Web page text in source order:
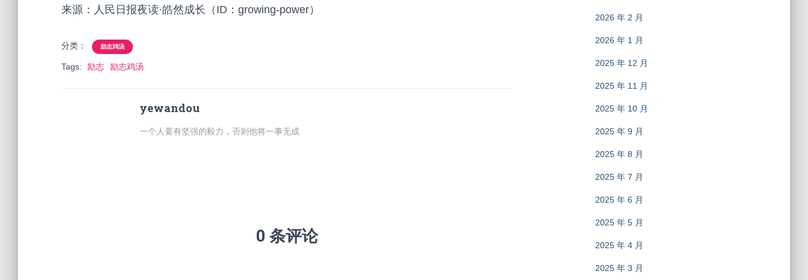
来源：人民日报夜读·皓然成长（ID：growing-power）
分类： 励志鸡汤
Tags: 励志 励志鸡汤
yewandou
一个人要有坚强的毅力，否则他将一事无成
0 条评论
2026 年 2 月
2026 年 1 月
2025 年 12 月
2025 年 11 月
2025 年 10 月
2025 年 9 月
2025 年 8 月
2025 年 7 月
2025 年 6 月
2025 年 5 月
2025 年 4 月
2025 年 3 月